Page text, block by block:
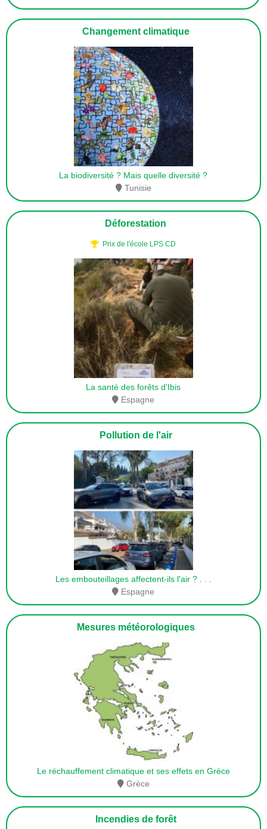
Changement climatique
La biodiversité ? Mais quelle diversité ?
Tunisie
Déforestation
Prix de l'école LPS CD
La santé des forêts d'Ibis
Espagne
Pollution de l'air
Les embouteillages affectent-ils l'air ?
Espagne
Mesures météorologiques
Le réchauffement climatique et ses effets en Grèce
Grèce
Incendies de forêt